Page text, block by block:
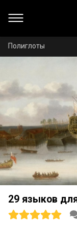
Полиглоты
29 языков